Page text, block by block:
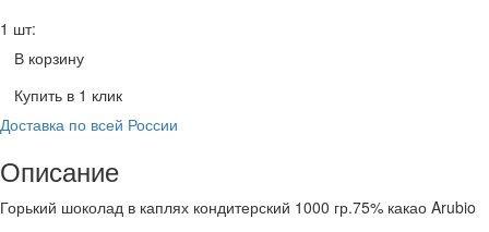
1 шт:
В корзину
Купить в 1 клик
Доставка по всей России
Описание
Горький шоколад в каплях кондитерский 1000 гр.75% какао Arubio